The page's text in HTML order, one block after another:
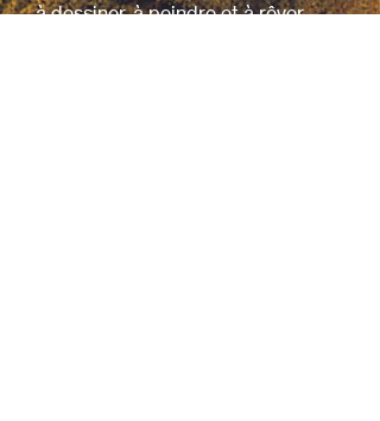
à dessiner, à peindre et à rêver.